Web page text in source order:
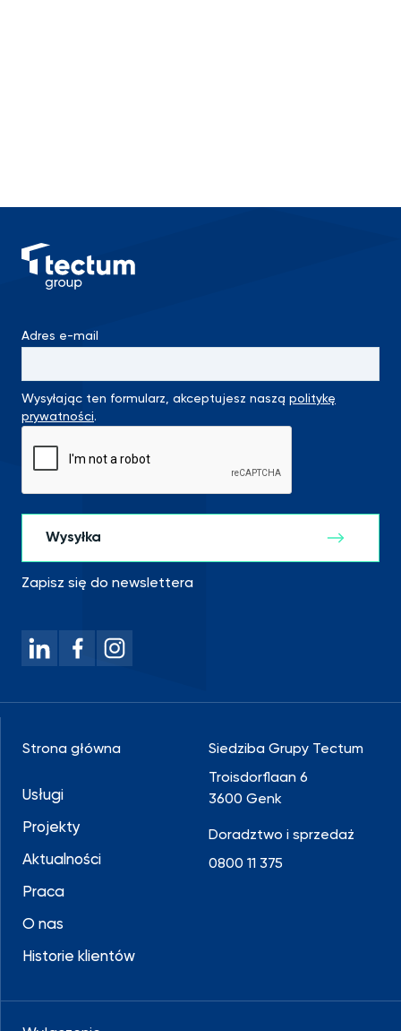
Adres e-mail
Wysyłając ten formularz, akceptujesz naszą politykę
prywatności.
Zapisz się do newslettera
Strona główna
Usługi
Projekty
Aktualności
Praca
O nas
Historie klientów
Siedziba Grupy Tectum
Troisdorflaan 6
3600 Genk
Doradztwo i sprzedaż
0800 11 375